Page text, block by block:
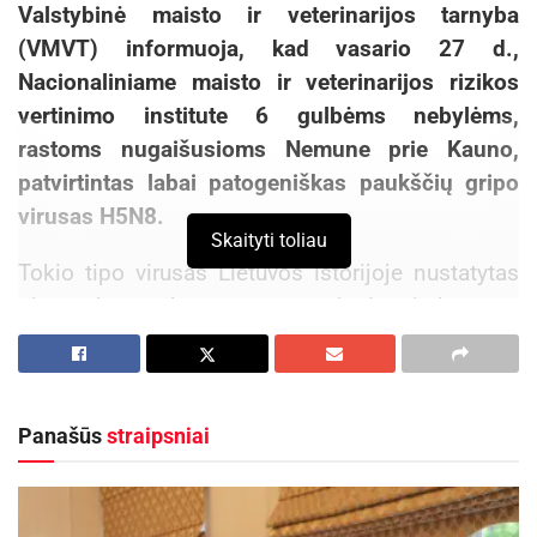
Valstybinė maisto ir veterinarijos tarnyba
(VMVT) informuoja, kad vasario 27 d.,
Nacionaliniame maisto ir veterinarijos rizikos
vertinimo institute 6 gulbėms nebylėms,
rastoms nugaišusioms Nemune prie Kauno,
patvirtintas labai patogeniškas paukščių gripo
virusas H5N8.
Tokio tipo virusas Lietuvos istorijoje nustatytas
pirmą kartą, bet manoma, kad tai bus ne
vienintelis atvejis, virusas gali plisti ir
toliau.Grėsmė, kad atšilus orams virusas gali būti
didelė, todėl VMVT tiria visus rastus nugaišusius
Skaityti toliau
Panašūsstraipsniai